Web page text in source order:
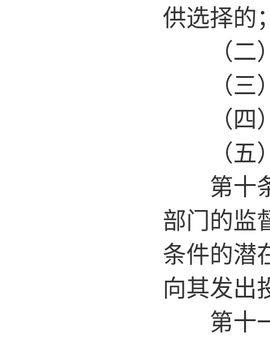
供选择的
（二）
（三）
（四）
（五）
第十条
部门的监
条件的潜
向其发出
第十一